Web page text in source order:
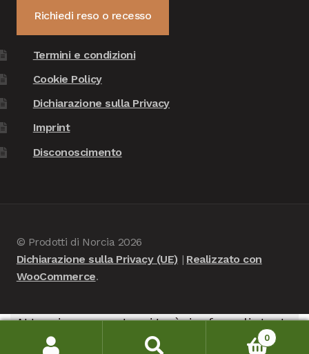
Richiedi reso o recesso
Termini e condizioni
Cookie Policy
Dichiarazione sulla Privacy
Imprint
Disconoscimento
© Prodotti di Norcia 2026
Dichiarazione sulla Privacy (UE)
Realizzato con
WooCommerce.
0
Attenzione, questo sito è in fase di test -
nessuna consegna verrà portata a termine, è in